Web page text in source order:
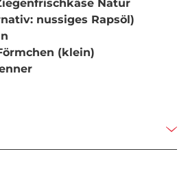
Natur
nussiges Rapsöl)
(klein)